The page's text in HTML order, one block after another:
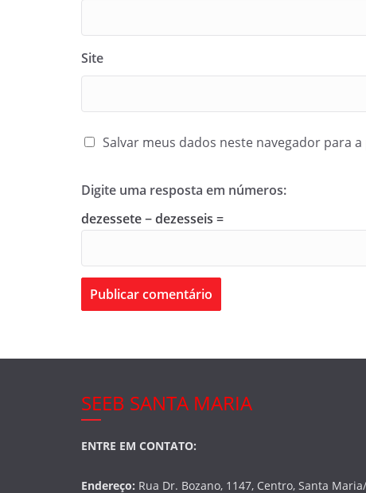
Site
Salvar meus dados neste navegador para
Digite uma resposta em números:
dezessete − dezesseis =
SEEB SANTA MARIA
ENTRE EM CONTATO:
Endereço: Rua Dr. Bozano, 1147, Centro, Santa